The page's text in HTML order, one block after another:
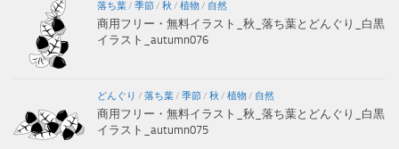
落ち葉/ 季節/ 秋 / 植物/ 自然
商用フリー・無料イラスト_秋_落ち葉とどんぐり_白黒
イラスト_autumn076
どんぐり / 落ち葉/ 季節/ 秋 / 植物/ 自然
商用フリー・無料イラスト_秋_落ち葉とどんぐり_白黒
イラスト_autumn075